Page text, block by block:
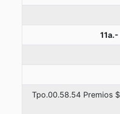
Tpo.00.58.54 Premios